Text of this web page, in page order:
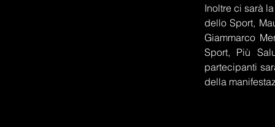
Inoltre ci sarà
dello Sport,
Giammarco
Sport, Più
partecipanti
della